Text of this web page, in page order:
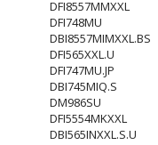
DFI8557MMXXL
DFI748MU
DBI8557MIMXXL.BS
DFI565XXL.U
DFI747MU.JP
DBI745MIQ.S
DM986SU
DFI5554MKXXL
DBI565INXXL.S.U